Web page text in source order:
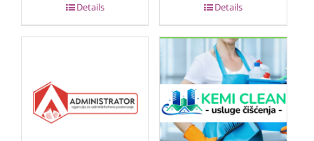
Details Details